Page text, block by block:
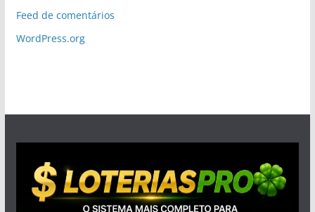
Feed de comentários
WordPress.org